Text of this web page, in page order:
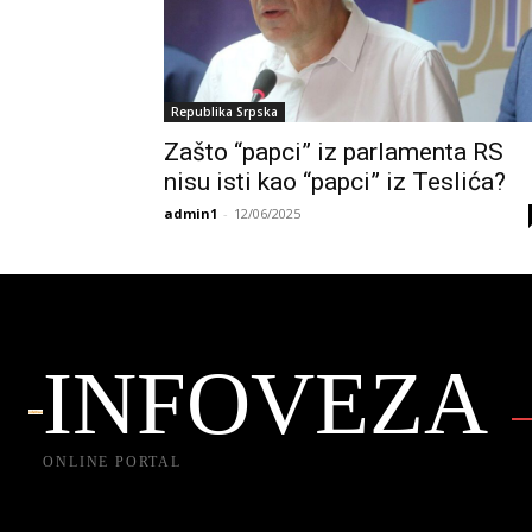
Republika Srpska
Zašto “papci” iz parlamenta RS
nisu isti kao “papci” iz Teslića?
admin1 - 12/06/2025
INFOVEZA
ONLINE PORTAL